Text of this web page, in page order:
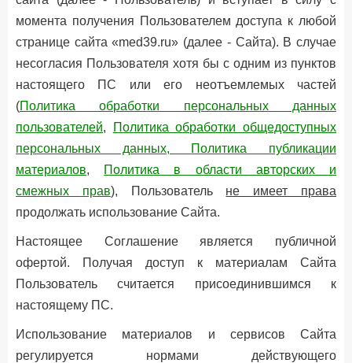
момента получения Пользователем доступа к любой
странице сайта «med39.ru» (далее - Сайта). В случае
несогласия Пользователя хотя бы с одним из пунктов
настоящего ПС или его неотъемлемых частей
(Политика обработки персональных данных
пользователей,
Политика обработки общедоступных
персональных данных, Политика публикации
материалов,
Политика в области авторских и
смежных прав), Пользователь не имеет права
продолжать использование Сайта.
Настоящее Соглашение является публичной
офертой. Получая доступ к материалам Сайта
Пользователь считается присоединившимся к
настоящему ПС.
Использование материалов и сервисов Сайта
регулируется нормами действующего